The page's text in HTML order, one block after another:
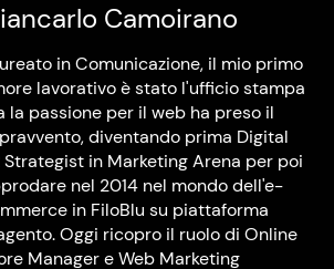
Camoirano
in Comunicazione, il mio primo
lavorativo è stato l'ufficio stampa
la passione per il web ha preso il
diventando prima Digital
Strategist in Marketing Arena per poi
nel 2014 nel mondo dell'e-
in FiloBlu su piattaforma
Oggi ricopro il ruolo di Online
Manager e Web Marketing